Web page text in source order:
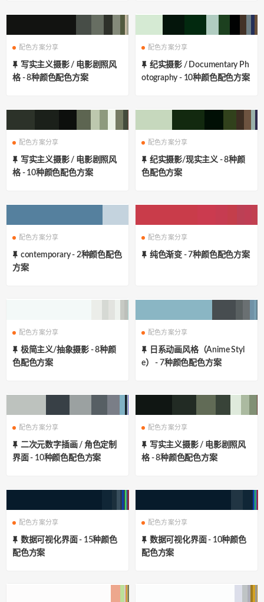
配色方案分享
写实主义摄影 / 电影剧照风
格 - 8种颜色配色方案
配色方案分享
纪实摄影 / Documentary Ph
otography - 10种颜色配色方案
配色方案分享
写实主义摄影 / 电影剧照风
格 - 10种颜色配色方案
配色方案分享
纪实摄影/现实主义 - 8种颜
色配色方案
配色方案分享
contemporary - 2种颜色配色
方案
配色方案分享
纯色渐变 - 7种颜色配色方案
配色方案分享
极简主义/抽象摄影 - 8种颜
色配色方案
配色方案分享
日系动画风格（Anime Styl
e） - 7种颜色配色方案
配色方案分享
二次元数字插画 / 角色定制
界面 - 10种颜色配色方案
配色方案分享
写实主义摄影 / 电影剧照风
格 - 8种颜色配色方案
配色方案分享
数据可视化界面 - 15种颜色
配色方案
配色方案分享
数据可视化界面 - 10种颜色
配色方案